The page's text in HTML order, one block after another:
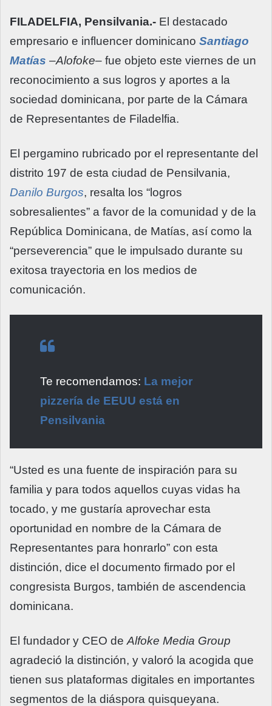
FILADELFIA, Pensilvania.- El destacado
empresario e influencer dominicano Santiago
Matías –Alofoke– fue objeto este viernes de un
reconocimiento a sus logros y aportes a la
sociedad dominicana, por parte de la Cámara
de Representantes de Filadelfia.
El pergamino rubricado por el representante del
distrito 197 de esta ciudad de Pensilvania,
Danilo Burgos, resalta los “logros
sobresalientes” a favor de la comunidad y de la
República Dominicana, de Matías, así como la
“perseverencia” que le impulsado durante su
exitosa trayectoria en los medios de
comunicación.
Te recomendamos: La mejor
pizzería de EEUU está en
Pensilvania
“Usted es una fuente de inspiración para su
familia y para todos aquellos cuyas vidas ha
tocado, y me gustaría aprovechar esta
oportunidad en nombre de la Cámara de
Representantes para honrarlo” con esta
distinción, dice el documento firmado por el
congresista Burgos, también de ascendencia
dominicana.
El fundador y CEO de Alfoke Media Group
agradeció la distinción, y valoró la acogida que
tienen sus plataformas digitales en importantes
segmentos de la diáspora quisqueyana.